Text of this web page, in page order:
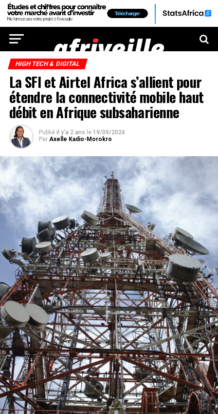
HIGH TECH & DIGITAL
La SFI et Airtel Africa s’allient pour
étendre la connectivité mobile haut
débit en Afrique subsaharienne
Publié il y'a 2 ans le 19/09/2024
Par Axelle Kadio-Morokro